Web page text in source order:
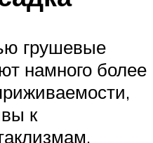
грушевые
намного более
к